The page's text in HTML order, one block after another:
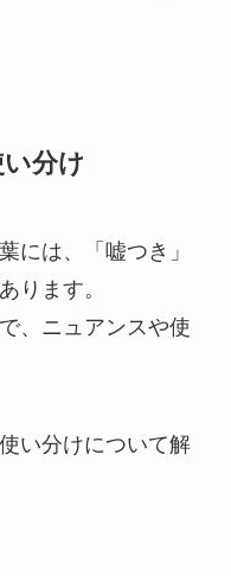
分け
には、「嘘つき」
ります。
、ニュアンスや使
い分けについて解